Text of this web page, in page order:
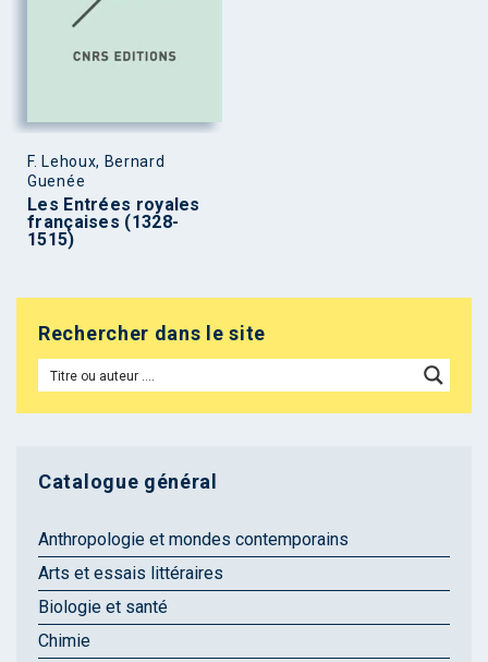
F. Lehoux, Bernard
Guenée
Les Entrées royales
françaises (1328-
1515)
Rechercher dans le site
Catalogue général
Anthropologie et mondes contemporains
Arts et essais littéraires
Biologie et santé
Chimie